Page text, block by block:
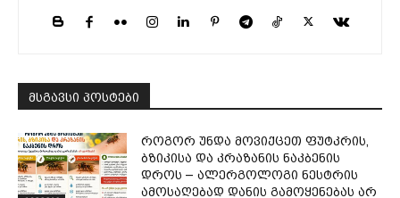
მსგავსი პოსტები
როგორ უნდა მოვიქცეთ ფუტკრის,
ბზიკისა და კრაზანის ნაკბენის
დროს – ალერგოლოგი ნესტრის
ამოსაღებად დანის გამოყენებას არ